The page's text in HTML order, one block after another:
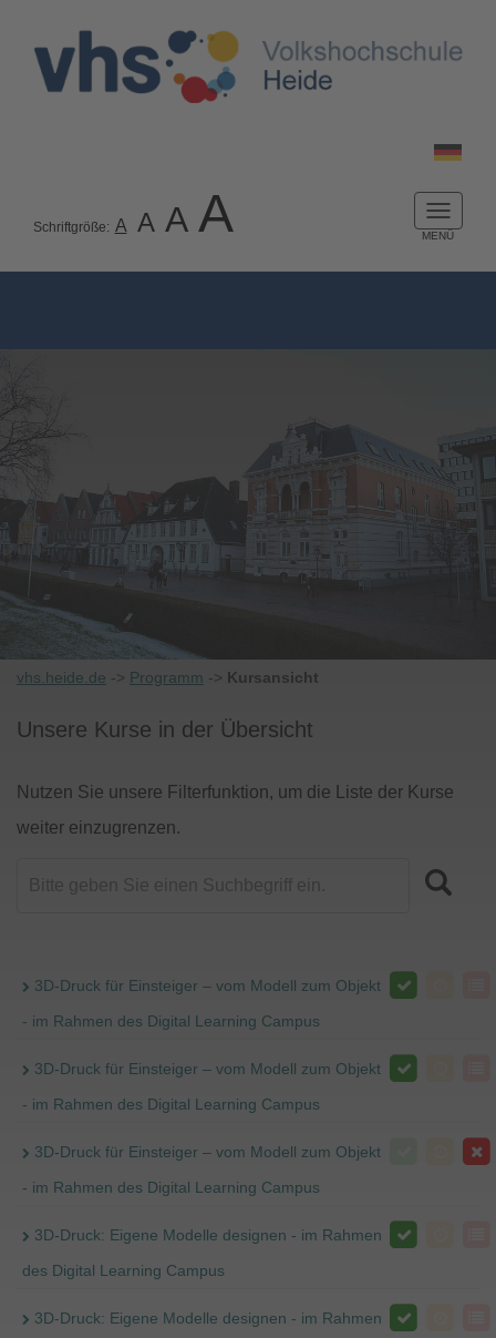
Schriftgröße: A A A A
vhs.heide.de -> Programm -> Kursansicht
Unsere Kurse in der Übersicht
Nutzen Sie unsere Filterfunktion, um die Liste der Kurse
weiter einzugrenzen.
3D-Druck für Einsteiger – vom Modell zum Objekt
- im Rahmen des Digital Learning Campus
3D-Druck für Einsteiger – vom Modell zum Objekt
- im Rahmen des Digital Learning Campus
3D-Druck für Einsteiger – vom Modell zum Objekt
- im Rahmen des Digital Learning Campus
3D-Druck: Eigene Modelle designen - im Rahmen
des Digital Learning Campus
3D-Druck: Eigene Modelle designen - im Rahmen